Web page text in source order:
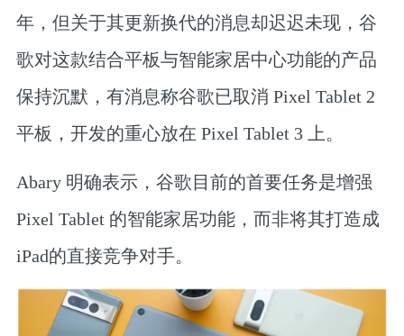
年，但关于其更新换代的消息却迟迟未现，谷
歌对这款结合平板与智能家居中心功能的产品
保持沉默，有消息称谷歌已取消 Pixel Tablet 2
平板，开发的重心放在 Pixel Tablet 3 上。
Abary 明确表示，谷歌目前的首要任务是增强
Pixel Tablet 的智能家居功能，而非将其打造成
iPad的直接竞争对手。